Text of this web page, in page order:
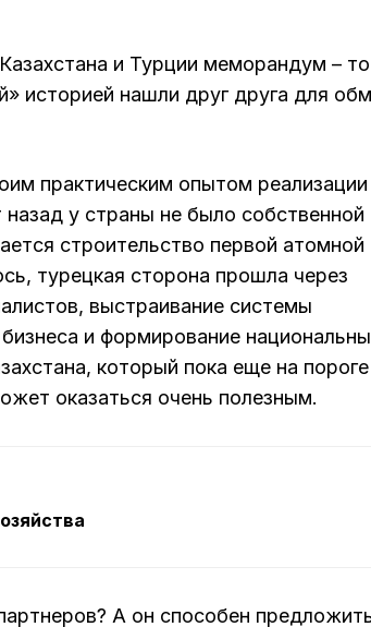
и Турции меморандум –
историей нашли друг друга для
практическим опытом реализации
у страны не было собственной
строительство первой атомной
турецкая сторона прошла через
выстраивание системы
и формирование
который пока еще на пороге
оказаться очень полезным.
А он способен